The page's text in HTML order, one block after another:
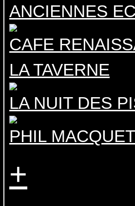
ANCIENNES
CAFE
LA TAVERNE
LA NUIT DES
PHIL
+